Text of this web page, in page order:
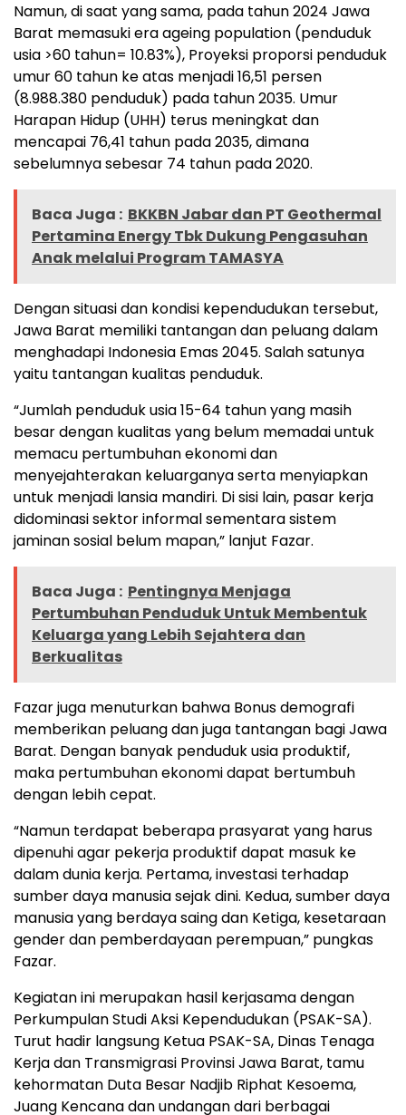
Namun, di saat yang sama, pada tahun 2024 Jawa
Barat memasuki era ageing population (penduduk
usia >60 tahun= 10.83%), Proyeksi proporsi penduduk
umur 60 tahun ke atas menjadi 16,51 persen
(8.988.380 penduduk) pada tahun 2035. Umur
Harapan Hidup (UHH) terus meningkat dan
mencapai 76,41 tahun pada 2035, dimana
sebelumnya sebesar 74 tahun pada 2020.
Baca Juga : BKKBN Jabar dan PT Geothermal
Pertamina Energy Tbk Dukung Pengasuhan
Anak melalui Program TAMASYA
Dengan situasi dan kondisi kependudukan tersebut,
Jawa Barat memiliki tantangan dan peluang dalam
menghadapi Indonesia Emas 2045. Salah satunya
yaitu tantangan kualitas penduduk.
“Jumlah penduduk usia 15-64 tahun yang masih
besar dengan kualitas yang belum memadai untuk
memacu pertumbuhan ekonomi dan
menyejahterakan keluarganya serta menyiapkan
untuk menjadi lansia mandiri. Di sisi lain, pasar kerja
didominasi sektor informal sementara sistem
jaminan sosial belum mapan,” lanjut Fazar.
Baca Juga : Pentingnya Menjaga
Pertumbuhan Penduduk Untuk Membentuk
Keluarga yang Lebih Sejahtera dan
Berkualitas
Fazar juga menuturkan bahwa Bonus demografi
memberikan peluang dan juga tantangan bagi Jawa
Barat. Dengan banyak penduduk usia produktif,
maka pertumbuhan ekonomi dapat bertumbuh
dengan lebih cepat.
“Namun terdapat beberapa prasyarat yang harus
dipenuhi agar pekerja produktif dapat masuk ke
dalam dunia kerja. Pertama, investasi terhadap
sumber daya manusia sejak dini. Kedua, sumber daya
manusia yang berdaya saing dan Ketiga, kesetaraan
gender dan pemberdayaan perempuan,” pungkas
Fazar.
Kegiatan ini merupakan hasil kerjasama dengan
Perkumpulan Studi Aksi Kependudukan (PSAK-SA).
Turut hadir langsung Ketua PSAK-SA, Dinas Tenaga
Kerja dan Transmigrasi Provinsi Jawa Barat, tamu
kehormatan Duta Besar Nadjib Riphat Kesoema,
Juang Kencana dan undangan dari berbagai